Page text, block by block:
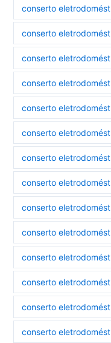
conserto
conserto
conserto
conserto
conserto
conserto
conserto
conserto
conserto
conserto
conserto
conserto
conserto
conserto